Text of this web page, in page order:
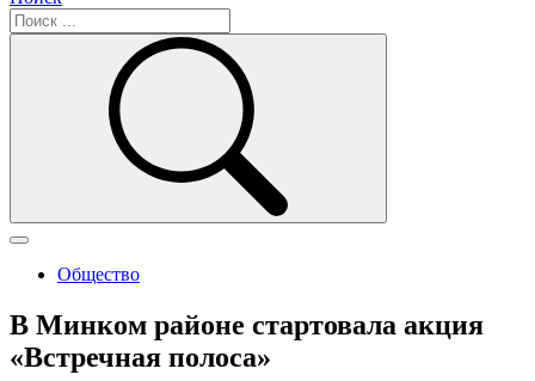
Общество
В Минком районе стартовала акция
«Встречная полоса»